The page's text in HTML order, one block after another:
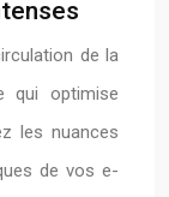
de la
qui optimise
les nuances
de vos e-